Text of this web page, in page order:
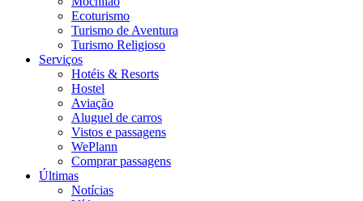
Ecoturismo
Turismo de Aventura
Turismo Religioso
Serviços
Hotéis & Resorts
Hostel
Aviação
Aluguel de carros
Vistos e passagens
WePlann
Comprar passagens
Últimas
Notícias